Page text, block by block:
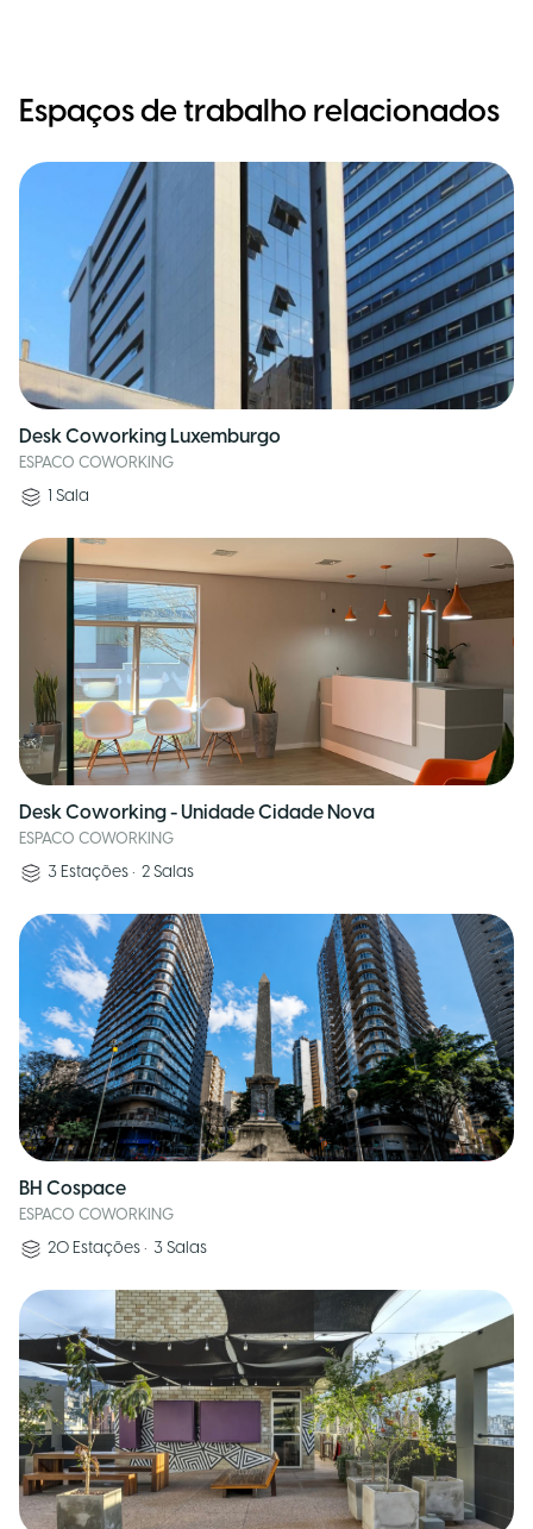
Espaços de trabalho relacionados
Desk Coworking Luxemburgo
ESPACO COWORKING
1 Sala
Desk Coworking - Unidade Cidade Nova
ESPACO COWORKING
3 Estações • 2 Salas
BH Cospace
ESPACO COWORKING
20 Estações • 3 Salas